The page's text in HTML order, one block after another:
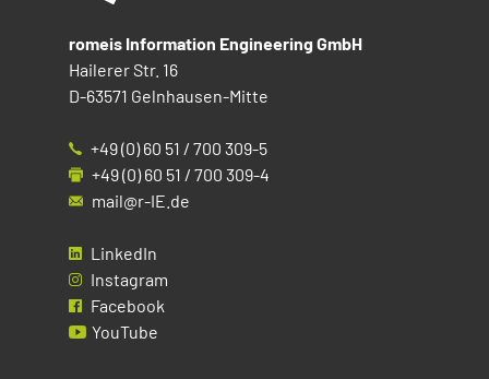
romeis Information Engineering GmbH
Hailerer Str. 16
D-63571 Gelnhausen-Mitte
+49 (0) 60 51 / 700 309-5
+49 (0) 60 51 / 700 309-4
mail@r-IE.de
LinkedIn
Instagram
Facebook
YouTube